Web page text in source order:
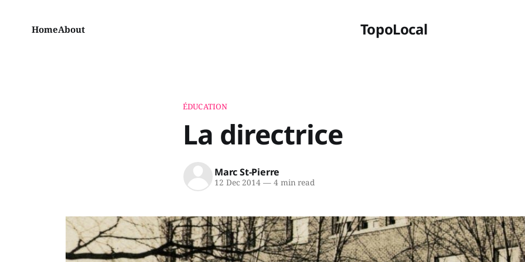
TopoLocal
HomeAbout
ÉDUCATION
La directrice
Marc St-Pierre
12 Dec 2014 —4 min read